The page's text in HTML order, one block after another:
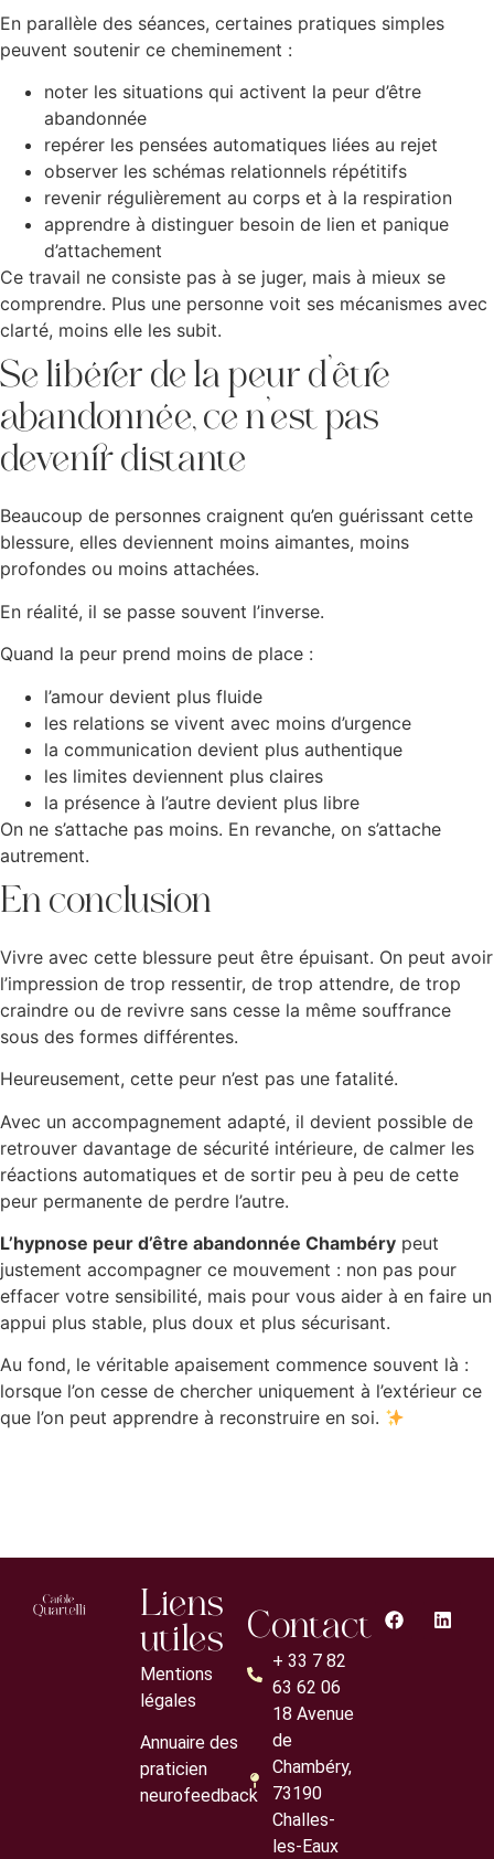
En parallèle des séances, certaines pratiques simples
peuvent soutenir ce cheminement :
noter les situations qui activent la peur d’être
abandonnée
repérer les pensées automatiques liées au rejet
observer les schémas relationnels répétitifs
revenir régulièrement au corps et à la respiration
apprendre à distinguer besoin de lien et panique
d’attachement
Ce travail ne consiste pas à se juger, mais à mieux se
comprendre. Plus une personne voit ses mécanismes avec
clarté, moins elle les subit.
Se libérer de la peur d’être
abandonnée, ce n’est pas
devenir distante
Beaucoup de personnes craignent qu’en guérissant cette
blessure, elles deviennent moins aimantes, moins
profondes ou moins attachées.
En réalité, il se passe souvent l’inverse.
Quand la peur prend moins de place :
l’amour devient plus fluide
les relations se vivent avec moins d’urgence
la communication devient plus authentique
les limites deviennent plus claires
la présence à l’autre devient plus libre
On ne s’attache pas moins. En revanche, on s’attache
autrement.
En conclusion
Vivre avec cette blessure peut être épuisant. On peut avoir
l’impression de trop ressentir, de trop attendre, de trop
craindre ou de revivre sans cesse la même souffrance
sous des formes différentes.
Heureusement, cette peur n’est pas une fatalité.
Avec un accompagnement adapté, il devient possible de
retrouver davantage de sécurité intérieure, de calmer les
réactions automatiques et de sortir peu à peu de cette
peur permanente de perdre l’autre.
L’hypnose peur d’être abandonnée Chambéry peut
justement accompagner ce mouvement : non pas pour
effacer votre sensibilité, mais pour vous aider à en faire un
appui plus stable, plus doux et plus sécurisant.
Au fond, le véritable apaisement commence souvent là :
lorsque l’on cesse de chercher uniquement à l’extérieur ce
que l’on peut apprendre à reconstruire en soi.
Liens
utiles
Mentions
légales
Annuaire des
praticien
neurofeedback
Contact
+ 33 7 82
63 62 06
18 Avenue
de
Chambéry,
73190
Challes-
les-Eaux